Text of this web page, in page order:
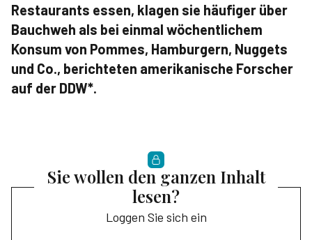
Restaurants essen, klagen sie häufiger über
Bauchweh als bei einmal wöchentlichem
Konsum von Pommes, Hamburgern, Nuggets
und Co., berichteten amerikanische Forscher
auf der DDW*.
Sie wollen den ganzen Inhalt
lesen?
Loggen Sie sich ein